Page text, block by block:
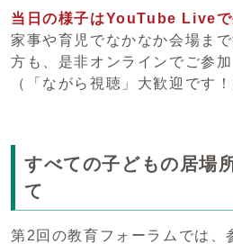
当日の様子はYouTube Liveで
家事や育児でなかなか会場ま
方も、是非オンラインでご参加
（「ながら視聴」大歓迎です！
すべての子どもの居場
て
第2回の教育フォーラムでは、